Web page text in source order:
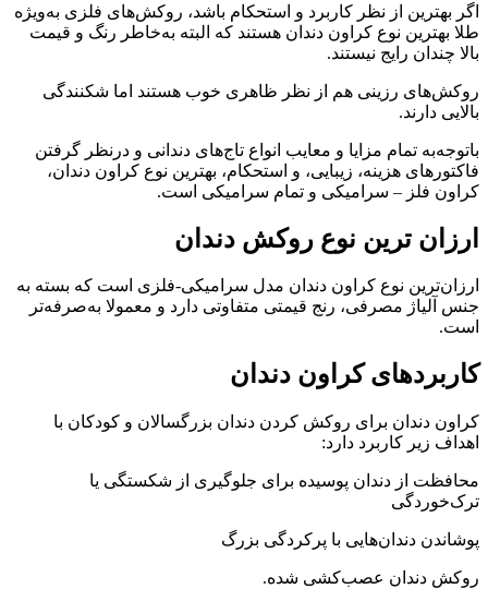
اگر بهترین از نظر کاربرد و استحکام باشد، روکش‌های فلزی به‌ویژه
طلا بهترین نوع کراون دندان هستند که البته به‌خاطر رنگ و قیمت
بالا چندان رایج نیستند.
روکش‌های رزینی هم از نظر ظاهری خوب هستند اما شکنندگی
بالایی دارند.
باتوجه‌به تمام مزایا و معایب انواع تاج‌های دندانی و درنظر گرفتن
فاکتورهای هزینه، زیبایی، و استحکام، بهترین نوع کراون دندان،
کراون فلز – سرامیکی و تمام سرامیکی است.
ارزان ترین نوع روکش دندان
ارزان‌ترین نوع کراون دندان مدل سرامیکی-فلزی است که بسته به
جنس آلیاژ مصرفی، رنج قیمتی متفاوتی دارد و معمولا به‌صرفه‌تر
است.
کاربردهای کراون دندان
کراون دندان برای روکش کردن دندان بزرگسالان و کودکان با
اهداف زیر کاربرد دارد:
محافظت از دندان پوسیده برای جلوگیری از شکستگی یا
ترک‌خوردگی
پوشاندن دندان‌هایی با پرکردگی بزرگ
روکش دندان عصب‌کشی شده.